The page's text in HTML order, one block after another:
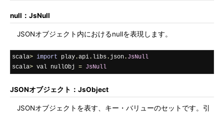
null：JsNull
JSONオブジェクト内におけるnullを表現します。
scala> import play .api . libs . json . JsNull
scala> val nullObj = JsNull
JSONオブジェクト：JsObject
JSONオブジェクトを表す、キー・バリューのセットです。引